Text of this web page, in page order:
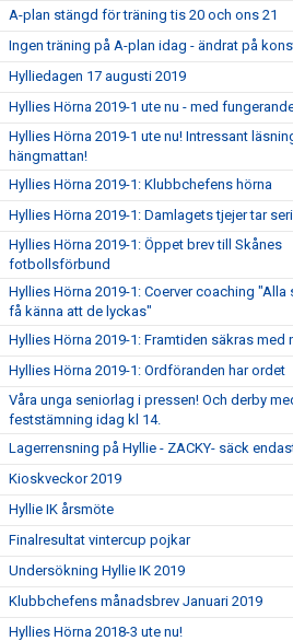
A-plan stängd för träning tis 20 och ons 21
Ingen träning på A-plan idag - ändrat på
Hylliedagen 17 augusti 2019
Hyllies Hörna 2019-1 ute nu - med
Hyllies Hörna 2019-1 ute nu! Intressant
hängmattan!
Hyllies Hörna 2019-1: Klubbchefens hörna
Hyllies Hörna 2019-1: Damlagets tjejer tar
Hyllies Hörna 2019-1: Öppet brev till Skånes
fotbollsförbund
Hyllies Hörna 2019-1: Coerver coaching "Alla
få känna att de lyckas"
Hyllies Hörna 2019-1: Framtiden säkras med
Hyllies Hörna 2019-1: Ordföranden har ordet
Våra unga seniorlag i pressen! Och derby
feststämning idag kl 14.
Lagerrensning på Hyllie - ZACKY- säck
Kioskveckor 2019
Hyllie IK årsmöte
Finalresultat vintercup pojkar
Undersökning Hyllie IK 2019
Klubbchefens månadsbrev Januari 2019
Hyllies Hörna 2018-3 ute nu!